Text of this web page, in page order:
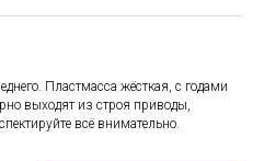
Пластмасса жёсткая, с годами
выходят из строя приводы,
всё внимательно.